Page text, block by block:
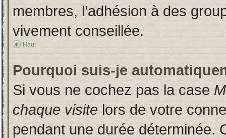
membres, l’adhésion à des
vivement conseillée.
Haut
Pourquoi suis-je
Si vous ne cochez pas la case
chaque visite lors de votre
pendant une durée déterminée.